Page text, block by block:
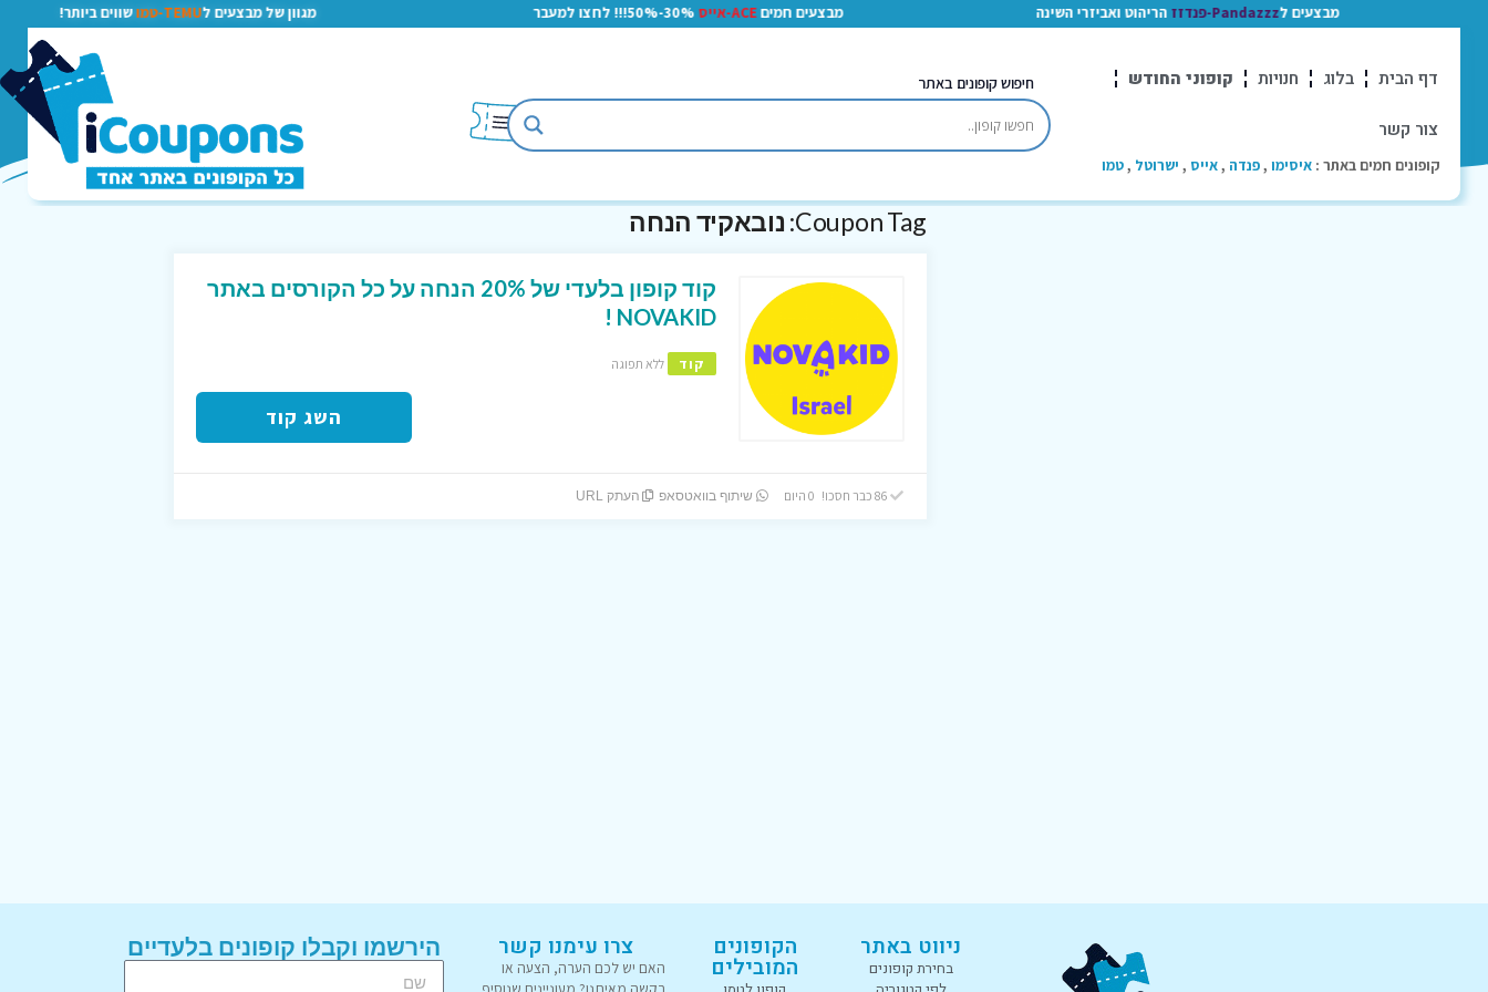
מבצעים לPandazzz-פנדזז הריהוט ואביזרי השינה מבצעים חמיםACE-אייס 30%-50%!!! לחצו למעבר מגוון של מבצעים לTEMU-טמו שווים ביותר!
דף הבית בלוג חנויות קופוני החודש
צור קשר
קופונים חמים באתר : איסימו ,פנדה ,אייס , ישרוטל ,טמו
חיפוש קופונים באתר
Coupon Tag: נובאקיד הנחה
קוד קופון בלעדי של 20% הנחה על כל הקורסים באתר
NOVAKID !
קוד ללא תפוגה
השג קוד
86 כבר חסכו! 0 היום שיתוף בוואטסאפ העתק URL
ניווט באתר
בחירת קופונים
הקופונים
המובילים
צרו עימנו קשר
האם יש לכם הערה, הצעה או
הירשמו וקבלו קופונים בלעדיים